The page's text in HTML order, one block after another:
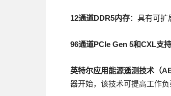
12通道DDR5内存：具有可扩
96通道PCIe Gen 5和CXL支持
英特尔应用能源遥测技术（
器开始，该技术可提高工作负